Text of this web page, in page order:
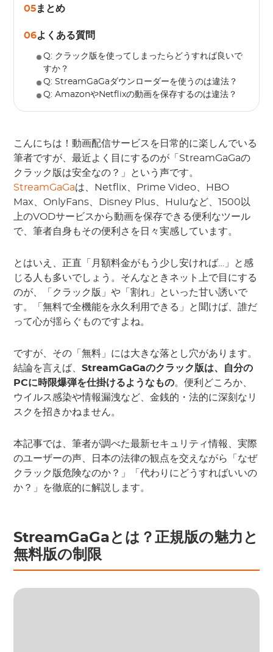
05まとめ
06よくある質問
Q: クラック版を使ってしまったらどうすれば良いで
すか？
Q: StreamGaGaダウンローダーを使うのは違法？
Q: AmazonやNetflixの動画を保存するのは違法？
こんにちは！動画配信サービスを日常的に楽しんでいる
筆者ですが、最近よく目にするのが「StreamGaGaの
クラック版は安全なの？」という声です。
StreamGaGaは、Netflix、Prime Video、HBO
Max、OnlyFans、Disney Plus、Huluなど、1500以
上のVODサービスから動画を保存できる便利なツール
で、筆者自身もその便利さを日々実感しています。
とはいえ、正直「月額料金がもう少し安ければ…」と感
じる人も多いでしょう。そんなときネット上で目にする
のが、「クラック版」や「割れ」といった甘い誘いで
す。「無料で全機能を永久利用できる」と聞けば、誰だ
って心が揺らぐものですよね。
ですが、その「無料」には大きな落とし穴があります。
結論を言えば、StreamGaGaのクラック版は、自分の
PCに時限爆弾を仕掛けるようなもの。便利どころか、
ウイルス感染や情報漏洩など、金銭的・法的に深刻なリ
スクを招きかねません。
本記事では、筆者が調べた最新セキュリティ情報、実際
のユーザーの声、日本の法律の観点を交えながら「なぜ
クラック版危険なのか？」「代わりにどうすればいいの
か？」を徹底的に解説します。
StreamGaGaとは？正規版の魅力と
無料版の制限